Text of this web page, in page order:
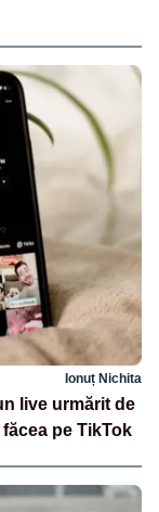
Ionuț Nichita
live urmărit de
pe TikTok